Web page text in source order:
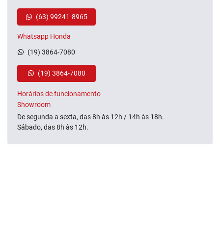
(63) 99241-8965
Whatsapp Honda
(19) 3864-7080
(19) 3864-7080
Horários de funcionamento
Showroom
De segunda a sexta, das 8h às 12h / 14h às 18h.
Sábado, das 8h às 12h.